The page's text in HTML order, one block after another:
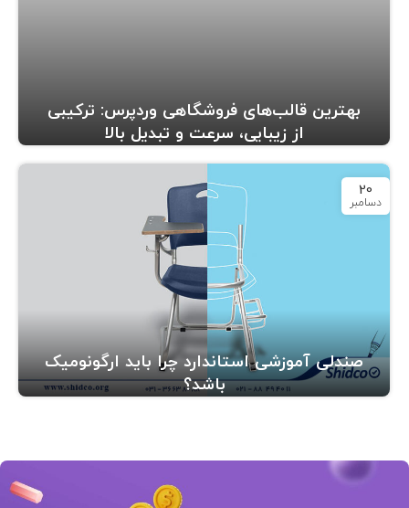
بهترین قالب‌های فروشگاهی وردپرس: ترکیبی
از زیبایی، سرعت و تبدیل بالا
20
دسامبر
صندلی آموزشی استاندارد چرا باید ارگونومیک
باشد؟